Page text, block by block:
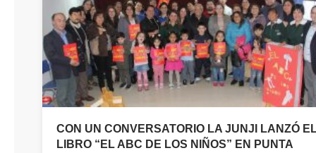
CON UN CONVERSATORIO LA JUNJI LANZÓ
LIBRO “EL ABC DE LOS NIÑOS” EN PUNTA